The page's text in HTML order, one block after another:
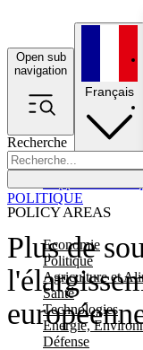
Open sub
navigation
Recherche
POLICY AREAS
Economie
Politique
Agriculture et
Santé
Technologies
Energie,
Défense
Français
Plus de
POLITIQUE